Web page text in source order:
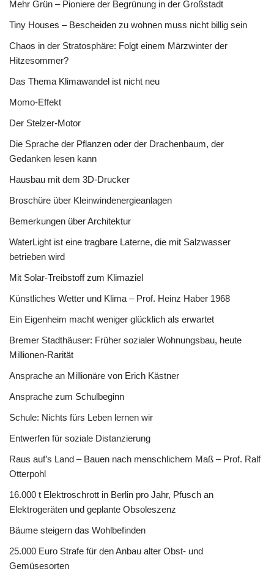
Mehr Grün – Pioniere der Begrünung in der Großstadt
Tiny Houses – Bescheiden zu wohnen muss nicht billig sein
Chaos in der Stratosphäre: Folgt einem Märzwinter der
Hitzesommer?
Das Thema Klimawandel ist nicht neu
Momo-Effekt
Der Stelzer-Motor
Die Sprache der Pflanzen oder der Drachenbaum, der
Gedanken lesen kann
Hausbau mit dem 3D-Drucker
Broschüre über Kleinwindenergieanlagen
Bemerkungen über Architektur
WaterLight ist eine tragbare Laterne, die mit Salzwasser
betrieben wird
Mit Solar-Treibstoff zum Klimaziel
Künstliches Wetter und Klima – Prof. Heinz Haber 1968
Ein Eigenheim macht weniger glücklich als erwartet
Bremer Stadthäuser: Früher sozialer Wohnungsbau, heute
Millionen-Rarität
Ansprache an Millionäre von Erich Kästner
Ansprache zum Schulbeginn
Schule: Nichts fürs Leben lernen wir
Entwerfen für soziale Distanzierung
Raus auf’s Land – Bauen nach menschlichem Maß – Prof. Ralf
Otterpohl
16.000 t Elektroschrott in Berlin pro Jahr, Pfusch an
Elektrogeräten und geplante Obsoleszenz
Bäume steigern das Wohlbefinden
25.000 Euro Strafe für den Anbau alter Obst- und
Gemüsesorten